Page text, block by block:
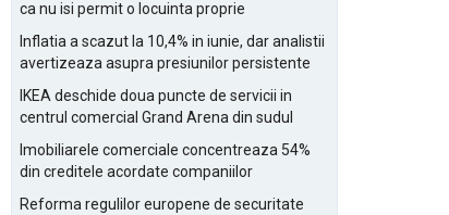
ca nu isi permit o locuinta proprie
Inflatia a scazut la 10,4% in iunie, dar analistii
avertizeaza asupra presiunilor persistente
IKEA deschide doua puncte de servicii in
centrul comercial Grand Arena din sudul
Imobiliarele comerciale concentreaza 54%
din creditele acordate companiilor
Reforma regulilor europene de securitate